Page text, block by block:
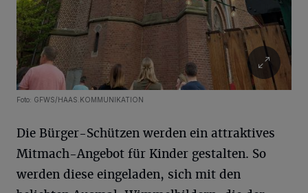
Foto: GFWS/HAAS.KOMMUNIKATION
Die Bürger-Schützen werden ein attraktives
Mitmach-Angebot für Kinder gestalten. So
werden diese eingeladen, sich mit den